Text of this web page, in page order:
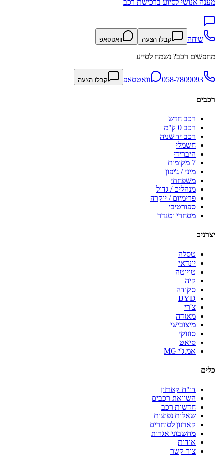
מענה אנושי לסיוע ברכישת רכב
שיחה קבלו הצעה וואטסאפ
מחפשים רכב? נשמח לסייע
058-7809093 וואטסאפ קבלו הצעה
רכבים
רכב חדש
רכב 0 ק"מ
רכב יד שניה
חשמלי
היברידי
7 מקומות
מיני / ג'יפון
משפחתי
מנהלים / גדול
פרימיום / יוקרה
ספורטיבי
מסחרי וטנדר
יצרנים
טסלה
יונדאי
טויוטה
קיה
סקודה
BYD
צ'רי
מאזדה
מיצובישי
סוזוקי
סיאט
אמ.ג'י MG
כלים
דו"ח קארזון
השוואת רכבים
חדשות רכב
שאלות נפוצות
קארזון לסוחרים
מחשבוני אגרות
אודות
צור קשר